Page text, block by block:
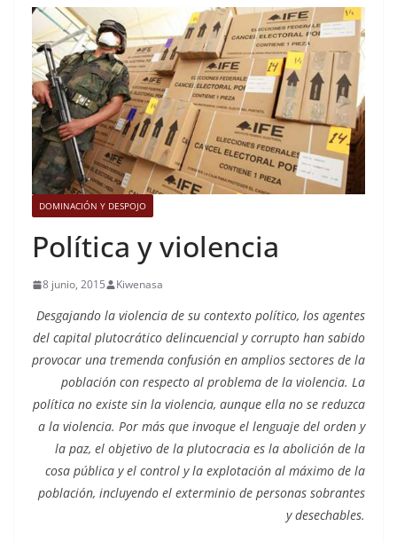
DOMINACIÓN Y DESPOJO
Política y violencia
8 junio, 2015 Kiwenasa
Desgajando la violencia de su contexto político, los agentes
del capital plutocrático delincuencial y corrupto han sabido
provocar una tremenda confusión en amplios sectores de la
población con respecto al problema de la violencia. La
política no existe sin la violencia, aunque ella no se reduzca
a la violencia. Por más que invoque el lenguaje del orden y
la paz, el objetivo de la plutocracia es la abolición de la
cosa pública y el control y la explotación al máximo de la
población, incluyendo el exterminio de personas sobrantes
y desechables.